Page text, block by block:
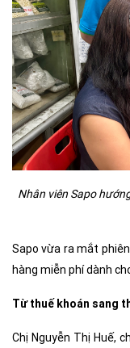
Nhân viên Sapo
Sapo vừa ra mắt
hàng miễn phí dành
Từ thuế khoán sang
Chị Nguyễn Thị Huế,